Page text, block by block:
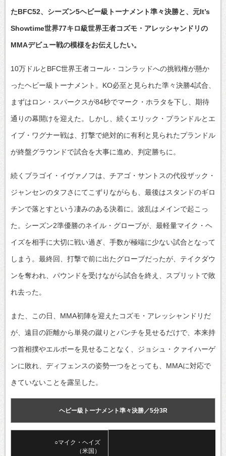
たBFC52、シーズン5ヘビー級トーナメント準々決勝と、元It’s
Showtime世界77キロ級世界王者コズモ・アレッシャンドリの
MMAデビュー戦の模様をお伝えしたい。
10万ドルとBFC世界王者コール・コンラッドへの挑戦権が懸か
ったヘビー級トーナメント。KO必至と見られた準々決勝4試合、
まずはロン・スパークスが84秒でマーク・ホラタを下し、期待
通りの幕開けを迎えた。しかし、続くエリック・プランドルとエ
イブ・ワグナー戦は、打撃で絶対的に有利と見られたプランドル
が終盤グラウンドで試合を大事に進め、判定勝ちに。
続くブラゴイ・イヴァノフは、チアゴ・サントスの代役ザック・
ジャンセンのタフさにてこずりながらも、最後はスタンドのギロ
チンで落とすという凄みのある決着に。波乱はメインで起こっ
た。シーズン2準優勝のネイル・グローブが、最軽量マイク・ヘ
イズを相手に大切に戦い過ぎ、手数が極端に少ない試合となって
しまう。最終回、打撃で前に出たグローブだったが、テイクダウ
ンを奪われ、パウンドを受けながら試合を終え、スプリットで敗
れ去った。
また、この日、MMA初陣を迎えたコズモ・アレッシャンドリだ
が、遠目の距離から単発の蹴りとパンチを見せるだけで、本来持
つ首相撲やエルボーを見せることなく、ジョシュ・クァイハーゲ
ンに敗れ、ディフェンスの姿勢一つをとっても、MMAに対応で
きていないことを露呈した。
ヘビー級トーナメント準々決勝／5分3R
○マイク・ヘイズ
（米国）